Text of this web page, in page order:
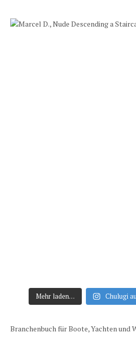
Mehr laden… Chulugi
Branchenbuch für Boote, Yachten und